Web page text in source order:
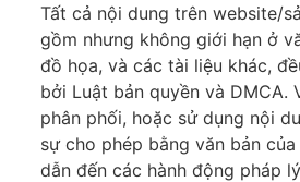
Tất cả nội dung trên website/
gồm nhưng không giới hạn ở
đồ họa, và các tài liệu khác,
bởi Luật bản quyền và DMCA.
phân phối, hoặc sử dụng nội
sự cho phép bằng văn bản
dẫn đến các hành động pháp